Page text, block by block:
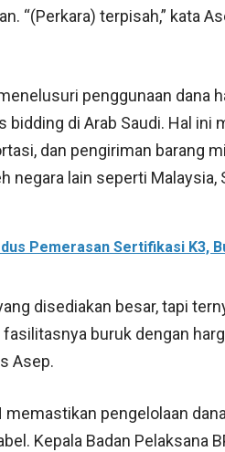
“(Perkara) terpisah,” kata
penggunaan dana
bidding di Arab Saudi. Hal ini
dan pengiriman barang
negara lain seperti Malaysia,
Pemerasan Sertifikasi K3,
disediakan besar, tapi
buruk dengan
Asep.
memastikan pengelolaan
Kepala Badan Pelaksana